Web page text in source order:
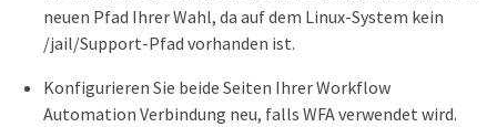
neuen Pfad Ihrer Wahl, da auf dem Linux-System kein
/jail/Support-Pfad vorhanden ist.
Konfigurieren Sie beide Seiten Ihrer Workflow
Automation Verbindung neu, falls WFA verwendet wird.